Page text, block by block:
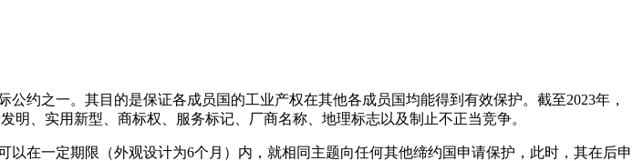
公约之一。其目的是保证各成员国的工业产权在其他各成员国均能得到有效保护。截至2023年，
、实用新型、商标权、服务标记、厂商名称、地理标志以及制止不正当竞争。
在一定期限（外观设计为6个月）内，就相同主题向任何其他缔约国申请保护，此时，其在后申